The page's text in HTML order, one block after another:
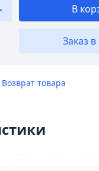
В
Заказ в
Возврат товара